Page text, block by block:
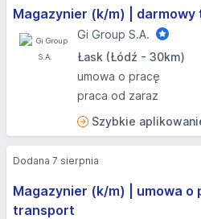
Magazynier (k/m) |
Gi Group S.A.
Łask (Łódź - 30km)
umowa o pracę
praca od zaraz
Szybkie
Magazynier (k/m) | umowa o
transport
Dodana 7 sierpnia